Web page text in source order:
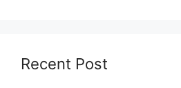
Recent Post